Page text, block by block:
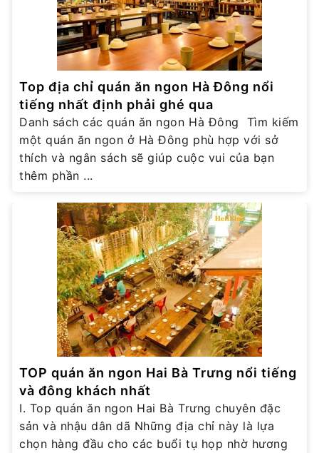
Top địa chỉ quán ăn ngon Hà Đông nổi
tiếng nhất định phải ghé qua
Danh sách các quán ăn ngon Hà Đông Tìm kiếm
một quán ăn ngon ở Hà Đông phù hợp với sở
thích và ngân sách sẽ giúp cuộc vui của bạn
thêm phần ...
TOP quán ăn ngon Hai Bà Trưng nổi tiếng
và đông khách nhất
I. Top quán ăn ngon Hai Bà Trưng chuyên đặc
sản và nhậu dân dã Những địa chỉ này là lựa
chọn hàng đầu cho các buổi tụ họp nhờ hương